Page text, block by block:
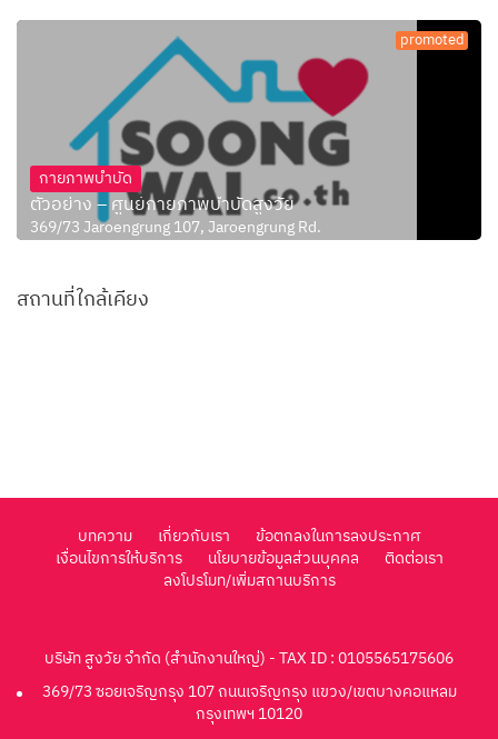
promoted
กายภาพบำบัด
ตัวอย่าง – ศูนย์กายภาพบำบัดสูงวัย
369/73 Jaroengrung 107, Jaroengrung Rd.
สถานที่ใกล้เคียง
บทความ เกี่ยวกับเรา
ข้อตกลงในการลงประกาศ
เงื่อนไขการให้บริการ
นโยบายข้อมูลส่วนบุคคล
ติดต่อเรา
ลงโปรโมท/เพิ่มสถานบริการ
บริษัท สูงวัย จำกัด (สำนักงานใหญ่) - TAX ID : 0105565175606
369/73 ซอยเจริญกรุง 107 ถนนเจริญกรุง แขวง/เขตบางคอแหลม
กรุงเทพฯ 10120